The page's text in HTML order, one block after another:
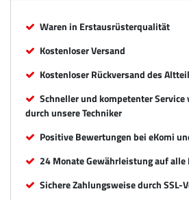
Waren in Erstausrüsterqualität
Kostenloser Versand
Kostenloser Rückversand des
Schneller und kompetenter Service
durch unsere Techniker
Positive Bewertungen bei eKomi
24 Monate Gewährleistung auf alle
Sichere Zahlungsweise durch SSL-